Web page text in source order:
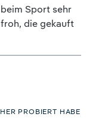
Sport sehr
die gekauft
PROBIERT HABE